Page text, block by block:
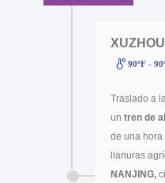
XUZHOU
90ºF -
Traslado a
un tren de
de una hora
llanuras
NANJING,